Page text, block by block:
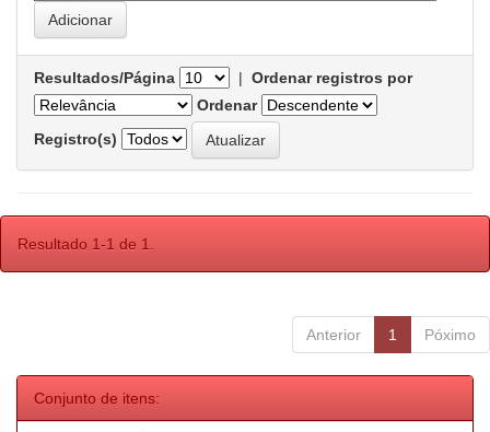
Resultados/Página | Ordenar registros por
Ordenar
Registro(s)
Resultado 1-1 de 1.
Anterior 1 Póximo
Conjunto de itens: